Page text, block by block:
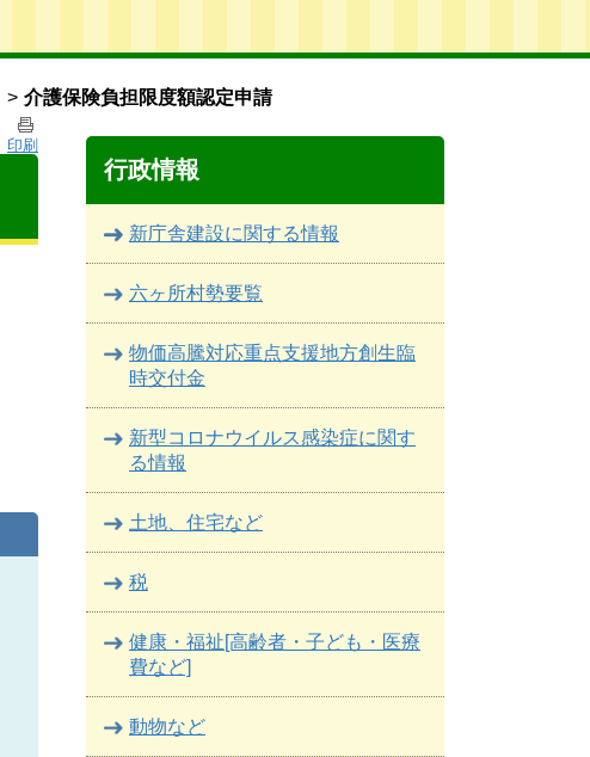
介護保険負担限度額認定申請
行政情報
新庁舎建設に関する情報
六ヶ所村勢要覧
物価高騰対応重点支援地方創生臨
時交付金
新型コロナウイルス感染症に関す
る情報
土地、住宅など
税
健康・福祉[高齢者・子ども・医療
費など]
動物など
印刷